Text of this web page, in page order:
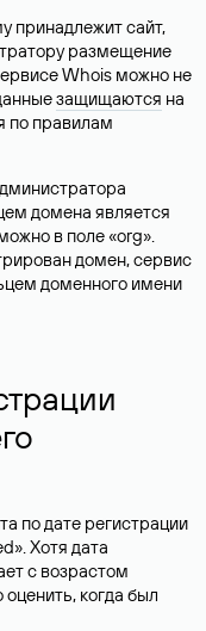
принадлежит сайт,
размещение
Whois можно не
защищаются на
по правилам
домена является
в поле «org».
домен, сервис
доменного имени
по дате регистрации
Хотя дата
с возрастом
когда был